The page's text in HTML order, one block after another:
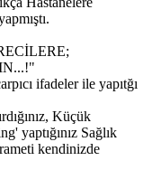
ifadeler ile yapıtğı
Küçük
yaptığınız Sağlık
kendinizde